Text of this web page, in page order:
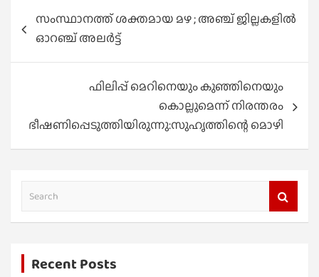
navigation
സംസ്ഥാനത്ത് ശക്തമായ മഴ ; അഞ്ച് ജില്ലകളില്‍
ഓറഞ്ച് അലർട്ട്
ഫിലിപ്പ് മെറിനെയും കുഞ്ഞിനെയും
കൊല്ലുമെന്ന് നിരന്തരം
ഭീഷണിപ്പെടുത്തിയിരുന്നു:സുഹൃത്തിന്റെ മൊഴി
Recent Posts